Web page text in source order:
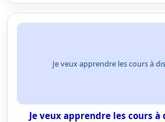
Je veux apprendre les cours à
Je veux apprendre les cours à